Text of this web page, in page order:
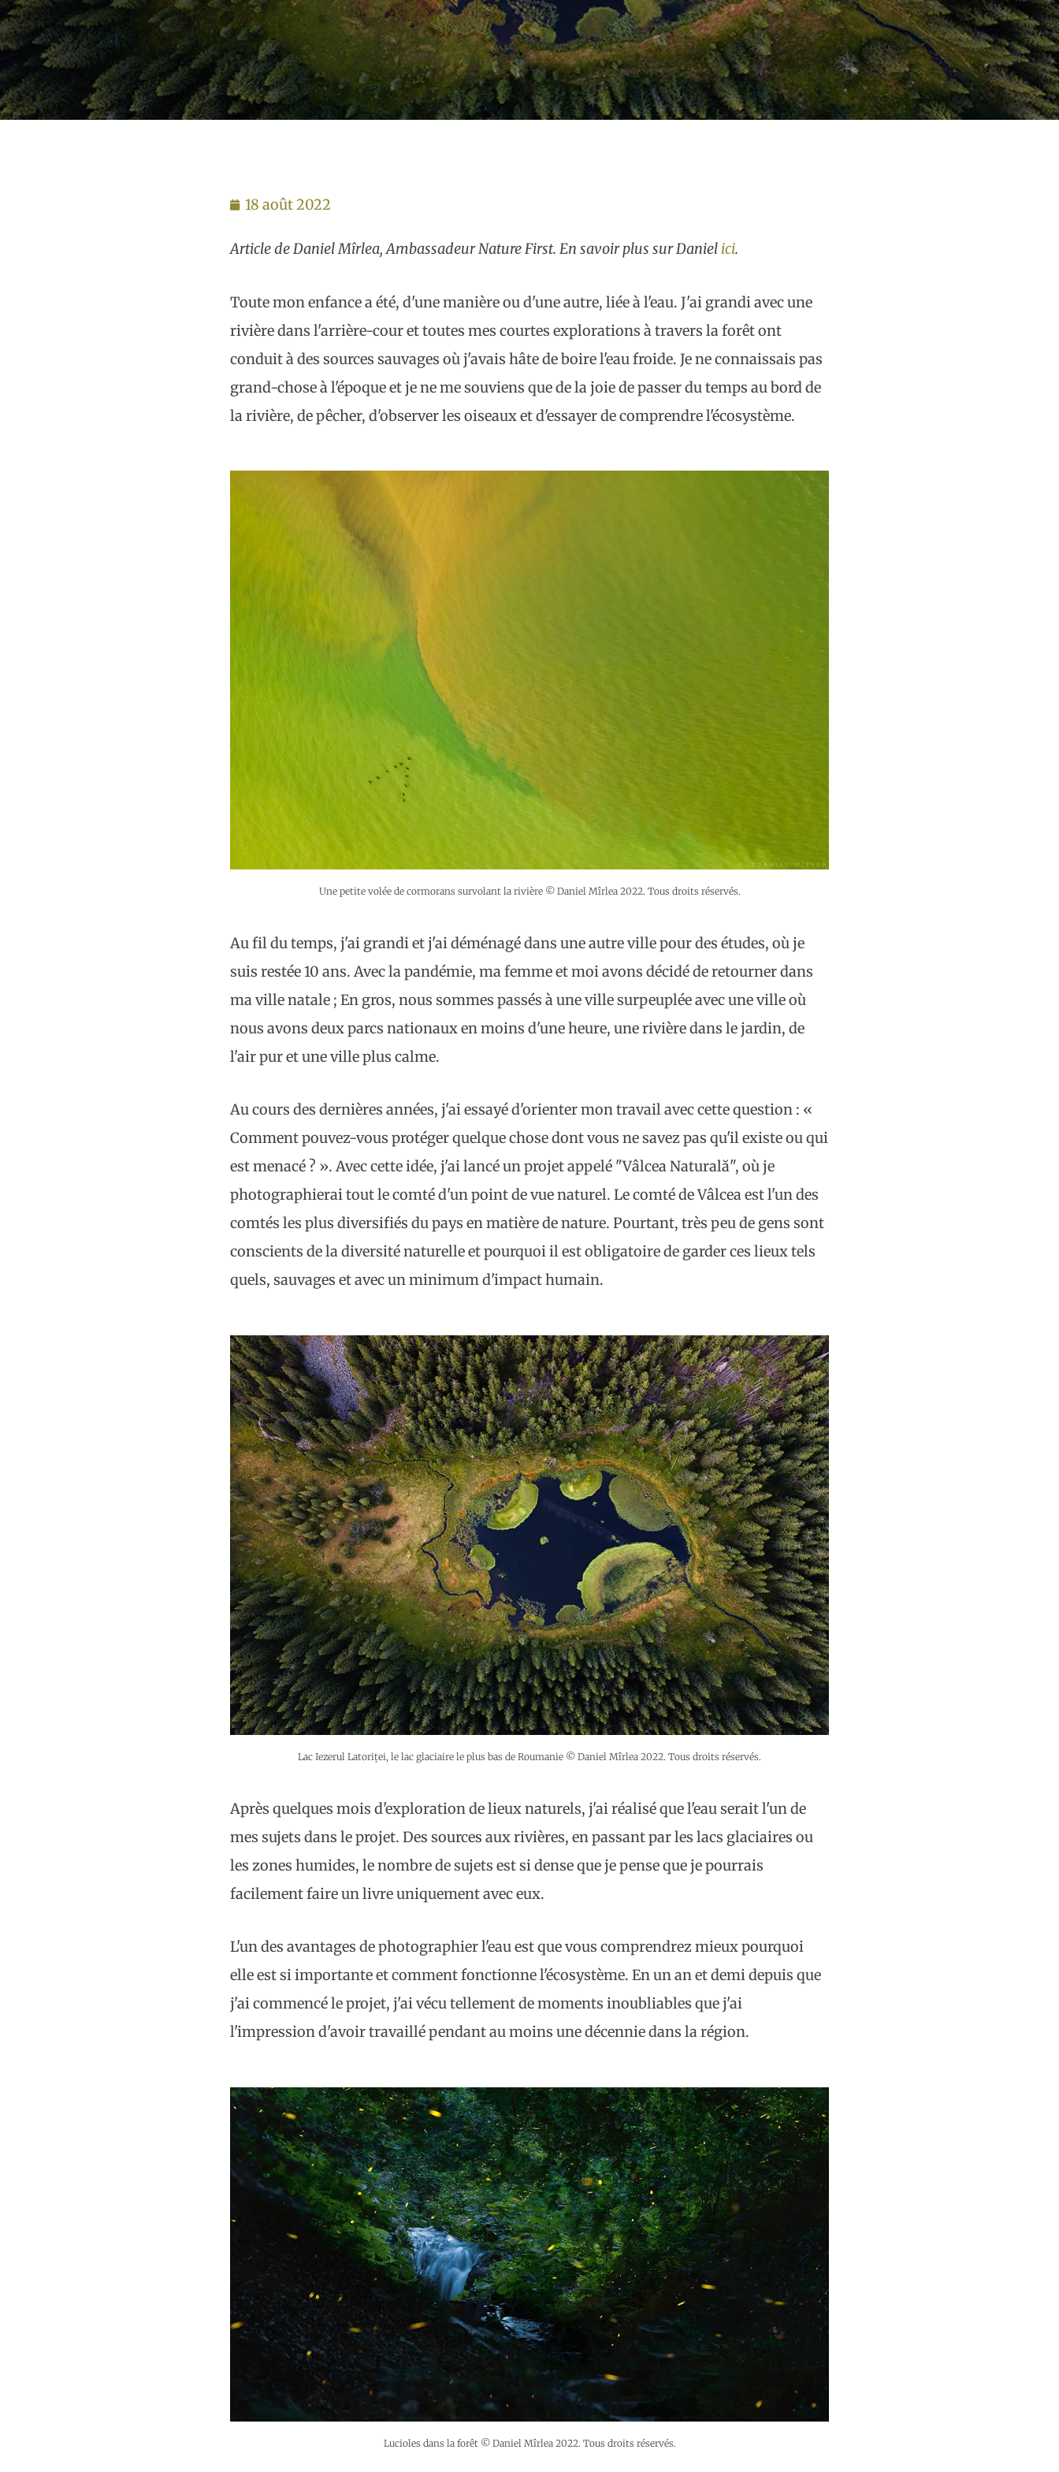
18 août 2022
Article de Daniel Mîrlea, Ambassadeur Nature First. En savoir plus sur Daniel ici.
Toute mon enfance a été, d'une manière ou d'une autre, liée à l'eau. J'ai grandi avec une
rivière dans l'arrière-cour et toutes mes courtes explorations à travers la forêt ont
conduit à des sources sauvages où j'avais hâte de boire l'eau froide. Je ne connaissais pas
grand-chose à l'époque et je ne me souviens que de la joie de passer du temps au bord de
la rivière, de pêcher, d'observer les oiseaux et d'essayer de comprendre l'écosystème.
Une petite volée de cormorans survolant la rivière © Daniel Mîrlea 2022. Tous droits réservés.
Au fil du temps, j'ai grandi et j'ai déménagé dans une autre ville pour des études, où je
suis restée 10 ans. Avec la pandémie, ma femme et moi avons décidé de retourner dans
ma ville natale ; En gros, nous sommes passés à une ville surpeuplée avec une ville où
nous avons deux parcs nationaux en moins d'une heure, une rivière dans le jardin, de
l'air pur et une ville plus calme.
Au cours des dernières années, j'ai essayé d'orienter mon travail avec cette question : «
Comment pouvez-vous protéger quelque chose dont vous ne savez pas qu'il existe ou qui
est menacé ? ». Avec cette idée, j'ai lancé un projet appelé "Vâlcea Naturală", où je
photographierai tout le comté d'un point de vue naturel. Le comté de Vâlcea est l'un des
comtés les plus diversifiés du pays en matière de nature. Pourtant, très peu de gens sont
conscients de la diversité naturelle et pourquoi il est obligatoire de garder ces lieux tels
quels, sauvages et avec un minimum d'impact humain.
Lac Iezerul Latoriței, le lac glaciaire le plus bas de Roumanie © Daniel Mîrlea 2022. Tous droits réservés.
Après quelques mois d'exploration de lieux naturels, j'ai réalisé que l'eau serait l'un de
mes sujets dans le projet. Des sources aux rivières, en passant par les lacs glaciaires ou
les zones humides, le nombre de sujets est si dense que je pense que je pourrais
facilement faire un livre uniquement avec eux.
L'un des avantages de photographier l'eau est que vous comprendrez mieux pourquoi
elle est si importante et comment fonctionne l'écosystème. En un an et demi depuis que
j'ai commencé le projet, j'ai vécu tellement de moments inoubliables que j'ai
l'impression d'avoir travaillé pendant au moins une décennie dans la région.
Lucioles dans la forêt © Daniel Mîrlea 2022. Tous droits réservés.